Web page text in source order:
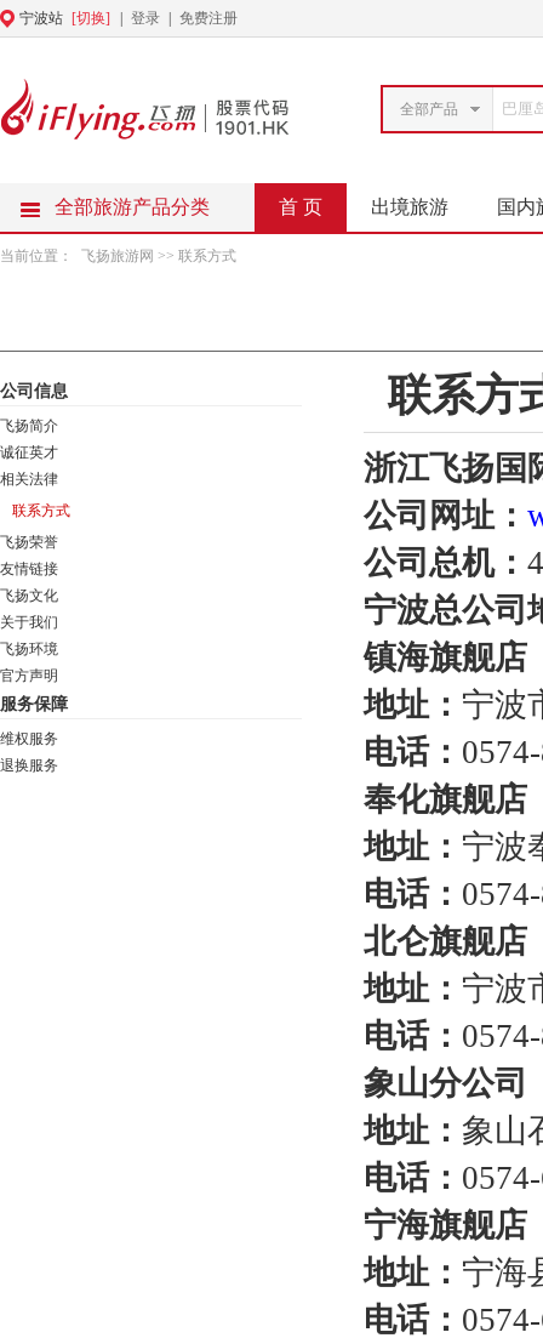
宁波站 [切换] 登录 免费注册
全部产品
全部旅游产品分类 首 页 出境旅游 国内
当前位置： 飞扬旅游网 >> 联系方式
公司信息
飞扬简介
诚征英才
相关法律
联系方式
飞扬荣誉
友情链接
飞扬文化
关于我们
飞扬环境
官方声明
服务保障
维权服务
退换服务
联系方
浙江飞扬国
公司网址：
公司总机：
宁波总公司
镇海旗舰店
地址： 宁波
电话：
奉化旗舰店
地址： 宁波
电话：
北仑旗舰店
地址： 宁波
电话：
象山分公司
地址： 象山
电话：
宁海旗舰店
地址： 宁海
电话：